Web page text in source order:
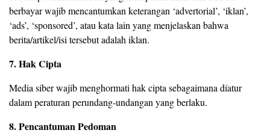
berbayar wajib mencantumkan keterangan ‘advertorial’, ‘iklan’,
‘ads’, ‘sponsored’, atau kata lain yang menjelaskan bahwa
berita/artikel/isi tersebut adalah iklan.
7. Hak Cipta
Media siber wajib menghormati hak cipta sebagaimana díatur
dalam peraturan perundang-undangan yang berlaku.
8. Pencantuman Pedoman